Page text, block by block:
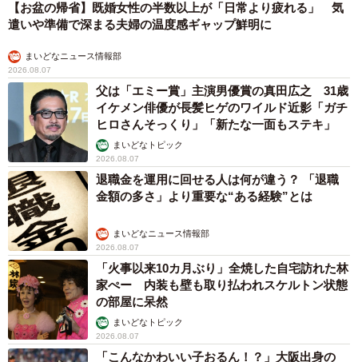
【お盆の帰省】既婚女性の半数以上が「日常より疲れる」 気
遣いや準備で深まる夫婦の温度感ギャップ鮮明に
まいどなニュース情報部
2026.08.07
父は「エミー賞」主演男優賞の真田広之 31歳
イケメン俳優が長髪ヒゲのワイルド近影「ガチ
ヒロさんそっくり」「新たな一面もステキ」
まいどなトピック
2026.08.07
退職金を運用に回せる人は何が違う？ 「退職
金額の多さ」より重要な“ある経験”とは
まいどなニュース情報部
2026.08.07
「火事以来10カ月ぶり」全焼した自宅訪れた林
家ぺー 内装も壁も取り払われスケルトン状態
の部屋に呆然
まいどなトピック
2026.08.07
「こんなかわいい子おるん！？」大阪出身の